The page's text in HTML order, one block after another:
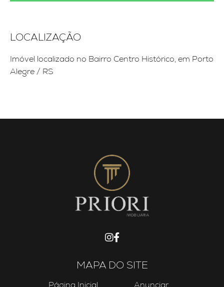
LOCALIZAÇÃO
Imóvel localizado no Bairro Centro Histórico, em Porto
Alegre / RS
MAPA DO SITE
Página Inicial Anunciar